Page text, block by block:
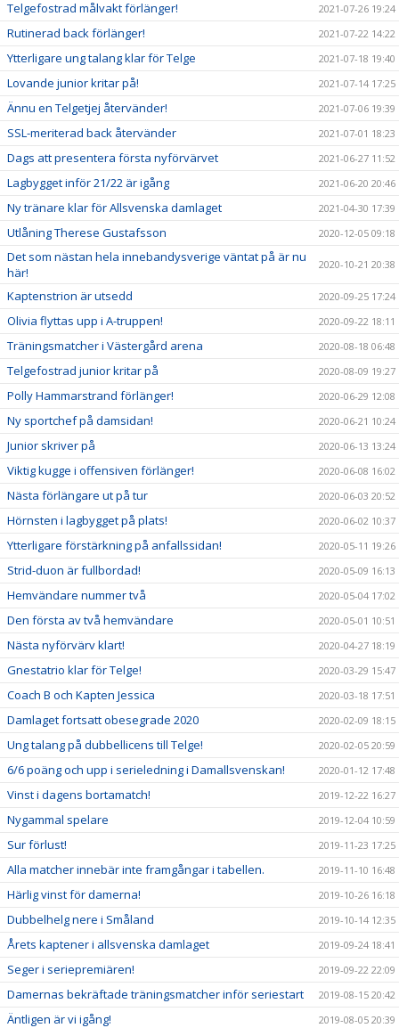
Telgefostrad målvakt förlänger! 2021-07-26 19:24
Rutinerad back förlänger! 2021-07-22 14:22
Ytterligare ung talang klar för Telge 2021-07-18 19:40
Lovande junior kritar på! 2021-07-14 17:25
Ännu en Telgetjej återvänder! 2021-07-06 19:39
SSL-meriterad back återvänder 2021-07-01 18:23
Dags att presentera första nyförvärvet 2021-06-27 11:52
Lagbygget inför 21/22 är igång 2021-06-20 20:46
Ny tränare klar för Allsvenska damlaget 2021-04-30 17:39
Utlåning Therese Gustafsson 2020-12-05 09:18
Det som nästan hela innebandysverige väntat på är nu
här!
2020-10-21 20:38
Kaptenstrion är utsedd 2020-09-25 17:24
Olivia flyttas upp i A-truppen! 2020-09-22 18:11
Träningsmatcher i Västergård arena 2020-08-18 06:48
Telgefostrad junior kritar på 2020-08-09 19:27
Polly Hammarstrand förlänger! 2020-06-29 12:08
Ny sportchef på damsidan! 2020-06-21 10:24
Junior skriver på 2020-06-13 13:24
Viktig kugge i offensiven förlänger! 2020-06-08 16:02
Nästa förlängare ut på tur 2020-06-03 20:52
Hörnsten i lagbygget på plats! 2020-06-02 10:37
Ytterligare förstärkning på anfallssidan! 2020-05-11 19:26
Strid-duon är fullbordad! 2020-05-09 16:13
Hemvändare nummer två 2020-05-04 17:02
Den första av två hemvändare 2020-05-01 10:51
Nästa nyförvärv klart! 2020-04-27 18:19
Gnestatrio klar för Telge! 2020-03-29 15:47
Coach B och Kapten Jessica 2020-03-18 17:51
Damlaget fortsatt obesegrade 2020 2020-02-09 18:15
Ung talang på dubbellicens till Telge! 2020-02-05 20:59
6/6 poäng och upp i serieledning i Damallsvenskan! 2020-01-12 17:48
Vinst i dagens bortamatch! 2019-12-22 16:27
Nygammal spelare 2019-12-04 10:59
Sur förlust! 2019-11-23 17:25
Alla matcher innebär inte framgångar i tabellen. 2019-11-10 16:48
Härlig vinst för damerna! 2019-10-26 16:18
Dubbelhelg nere i Småland 2019-10-14 12:35
Årets kaptener i allsvenska damlaget 2019-09-24 18:41
Seger i seriepremiären! 2019-09-22 22:09
Damernas bekräftade träningsmatcher inför seriestart 2019-08-15 20:42
Äntligen är vi igång! 2019-08-05 20:39